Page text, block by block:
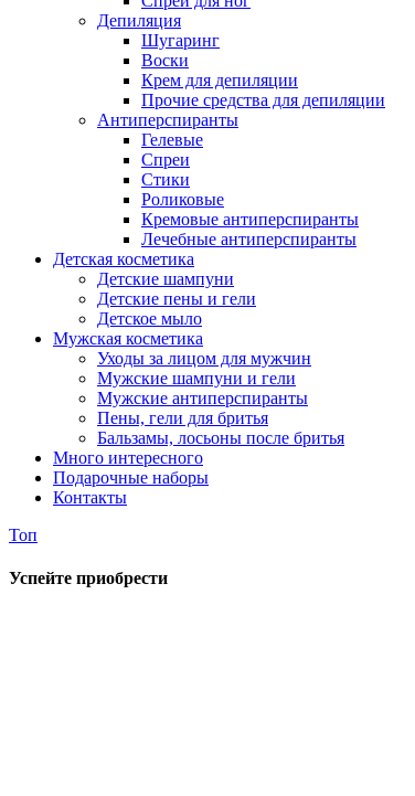
Депиляция
Шугаринг
Воски
Крем для депиляции
Прочие средства для депиляции
Антиперспиранты
Гелевые
Спреи
Стики
Роликовые
Кремовые антиперспиранты
Лечебные антиперспиранты
Детская косметика
Детские шампуни
Детские пены и гели
Детское мыло
Мужская косметика
Уходы за лицом для мужчин
Мужские шампуни и гели
Мужские антиперспиранты
Пены, гели для бритья
Бальзамы, лосьоны после бритья
Много интересного
Подарочные наборы
Контакты
Топ
Успейте приобрести